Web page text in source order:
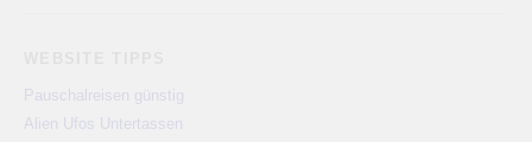
Pauschalreisen günstig
Alien Ufos Untertassen